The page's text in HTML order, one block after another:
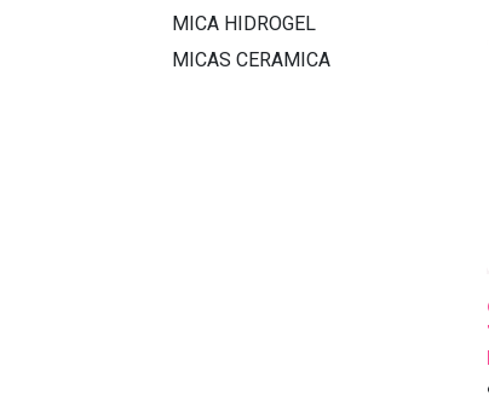
MICA HIDROGEL
MICAS CERAMICA